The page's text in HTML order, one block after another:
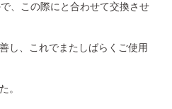
、この際にと合わせて交換させ
し、これでまたしばらくご使用
。